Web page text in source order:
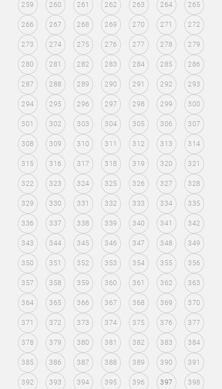
259 260 261 262 263 264 265
266 267 268 269 270 271 272
273 274 275 276 277 278 279
280 281 282 283 284 285 286
287 288 289 290 291 292 293
294 295 296 297 298 299 300
301 302 303 304 305 306 307
308 309 310 311 312 313 314
315 316 317 318 319 320 321
322 323 324 325 326 327 328
329 330 331 332 333 334 335
336 337 338 339 340 341 342
343 344 345 346 347 348 349
350 351 352 353 354 355 356
357 358 359 360 361 362 363
364 365 366 367 368 369 370
371 372 373 374 375 376 377
378 379 380 381 382 383 384
385 386 387 388 389 390 391
392 393 394 395 396 397 398